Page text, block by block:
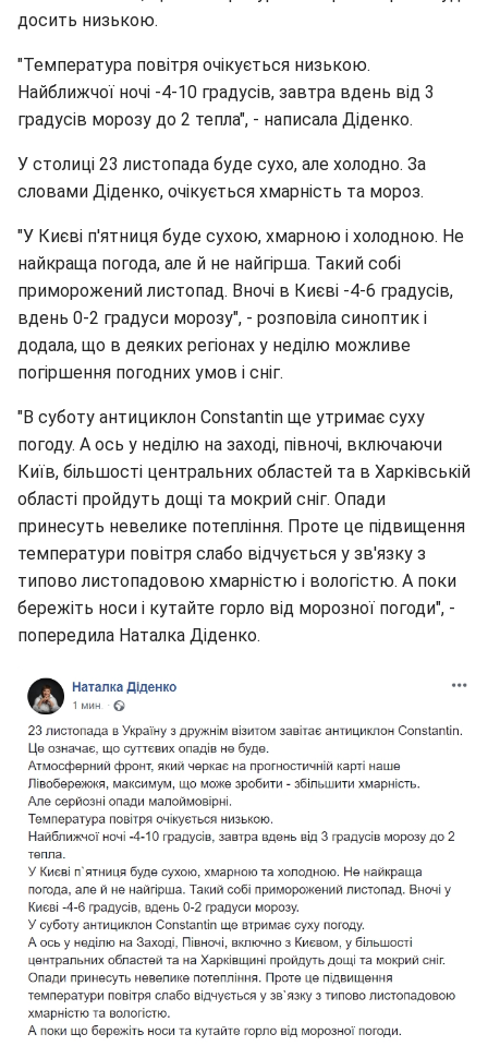
досить низькою.
"Температура повітря очікується низькою.
Найближчої ночі -4-10 градусів, завтра вдень від 3
градусів морозу до 2 тепла", - написала Діденко.
У столиці 23 листопада буде сухо, але холодно. За
словами Діденко, очікується хмарність та мороз.
"У Києві п'ятниця буде сухою, хмарною і холодною. Не
найкраща погода, але й не найгірша. Такий собі
приморожений листопад. Вночі в Києві -4-6 градусів,
вдень 0-2 градуси морозу", - розповіла синоптик і
додала, що в деяких регіонах у неділю можливе
погіршення погодних умов і сніг.
"В суботу антициклон Constantin ще утримає суху
погоду. А ось у неділю на заході, півночі, включаючи
Київ, більшості центральних областей та в Харківській
області пройдуть дощі та мокрий сніг. Опади
принесуть невелике потепління. Проте це підвищення
температури повітря слабо відчується у зв'язку з
типово листопадовою хмарністю і вологістю. А поки
бережіть носи і кутайте горло від морозної погоди", -
попередила Наталка Діденко.